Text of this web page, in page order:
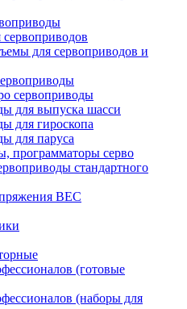
сервоприводов
для сервоприводов и
сервоприводы
для выпуска шасси
для гироскопа
для паруса
программаторы серво
стандартного
BEC
(готовые
(наборы для